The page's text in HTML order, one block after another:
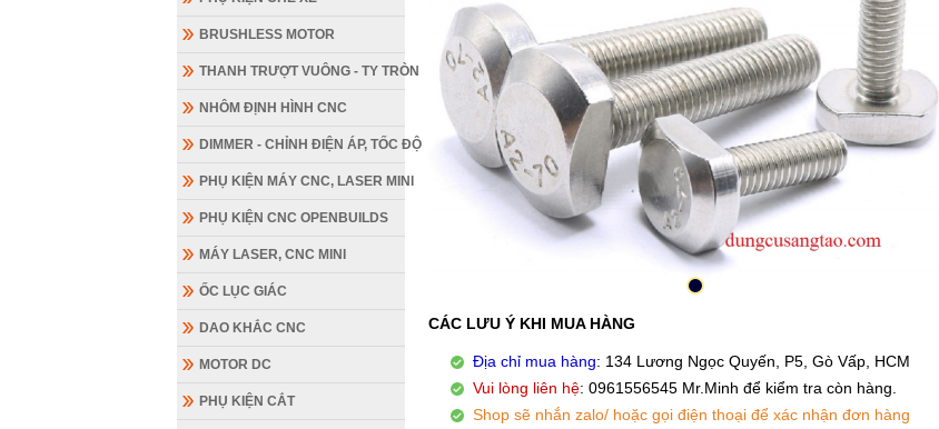
BRUSHLESS MOTOR
THANH TRƯỢT VUÔNG - TY TRÒN
NHÔM ĐỊNH HÌNH CNC
DIMMER - CHỈNH ĐIỆN ÁP, TỐC ĐỘ
PHỤ KIỆN MÁY CNC, LASER MINI
PHỤ KIỆN CNC OPENBUILDS
MÁY LASER, CNC MINI
ỐC LỤC GIÁC
DAO KHẮC CNC
MOTOR DC
PHỤ KIỆN CẮT
CÁC LƯU Ý KHI MUA HÀNG
Địa chỉ mua hàng: 134 Lương Ngọc Quyến, P5, Gò Vấp, HCM
Vui lòng liên hệ: 0961556545 Mr.Minh để kiểm tra còn hàng.
Shop sẽ nhắn zalo/ hoặc gọi điện thoại để xác nhận đơn hàng